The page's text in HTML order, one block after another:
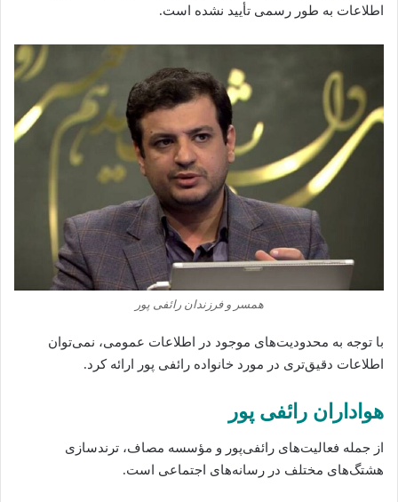
اطلاعات به طور رسمی تأیید نشده‌ است.
همسر و فرزندان رائفی پور
با توجه به محدودیت‌های موجود در اطلاعات عمومی، نمی‌توان
اطلاعات دقیق‌تری در مورد خانواده رائفی پور ارائه کرد.
هواداران رائفی پور
از جمله فعالیت‌های رائفی‌پور و مؤسسه مصاف، ترندسازی
هشتگ‌های مختلف در رسانه‌های اجتماعی است.